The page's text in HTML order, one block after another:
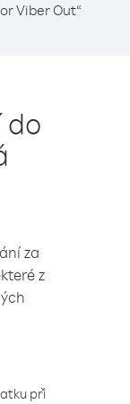
Viber Out“
do
za
z
při